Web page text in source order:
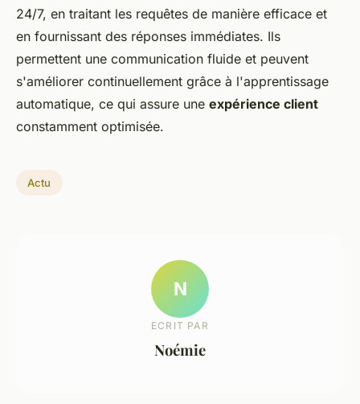
24/7, en traitant les requêtes de manière efficace et
en fournissant des réponses immédiates. Ils
permettent une communication fluide et peuvent
s'améliorer continuellement grâce à l'apprentissage
automatique, ce qui assure une expérience client
constamment optimisée.
Actu
N
ECRIT PAR
Noémie